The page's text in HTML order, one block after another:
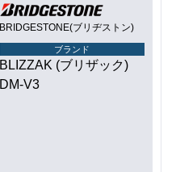
BRIDGESTONE(ブリヂストン)
ブランド
BLIZZAK (ブリザック)
DM-V3